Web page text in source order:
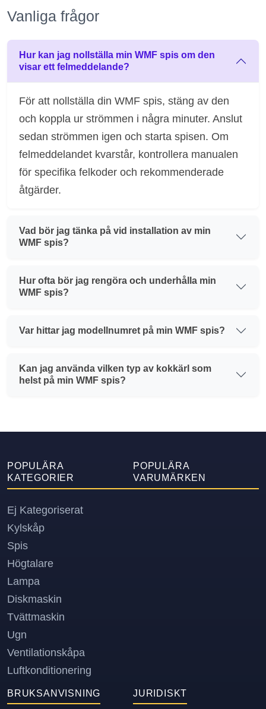
Vanliga frågor
Hur kan jag nollställa min WMF spis om den
visar ett felmeddelande?
För att nollställa din WMF spis, stäng av den
och koppla ur strömmen i några minuter. Anslut
sedan strömmen igen och starta spisen. Om
felmeddelandet kvarstår, kontrollera manualen
för specifika felkoder och rekommenderade
åtgärder.
Vad bör jag tänka på vid installation av min
WMF spis?
Hur ofta bör jag rengöra och underhålla min
WMF spis?
Var hittar jag modellnumret på min WMF spis?
Kan jag använda vilken typ av kokkärl som
helst på min WMF spis?
POPULÄRA
KATEGORIER
Ej Kategoriserat
Kylskåp
Spis
Högtalare
Lampa
Diskmaskin
Tvättmaskin
Ugn
Ventilationskåpa
Luftkonditionering
POPULÄRA
VARUMÄRKEN
BRUKSANVISNING JURIDISKT